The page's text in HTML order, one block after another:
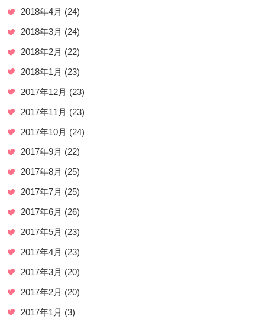
2018年4月 (24)
2018年3月 (24)
2018年2月 (22)
2018年1月 (23)
2017年12月 (23)
2017年11月 (23)
2017年10月 (24)
2017年9月 (22)
2017年8月 (25)
2017年7月 (25)
2017年6月 (26)
2017年5月 (23)
2017年4月 (23)
2017年3月 (20)
2017年2月 (20)
2017年1月 (3)